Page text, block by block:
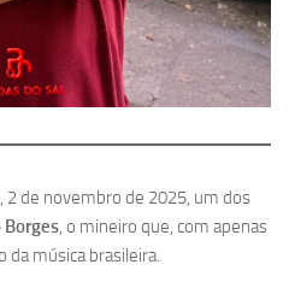
2 de novembro de 2025, um dos
Borges, o mineiro que, com apenas
da música brasileira.